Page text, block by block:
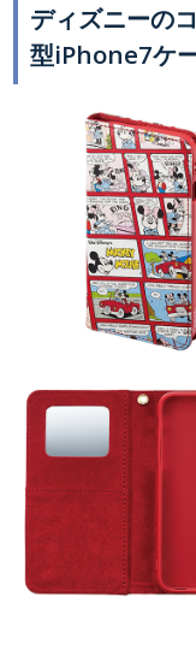
ディズニーの
型iPhone7ケ